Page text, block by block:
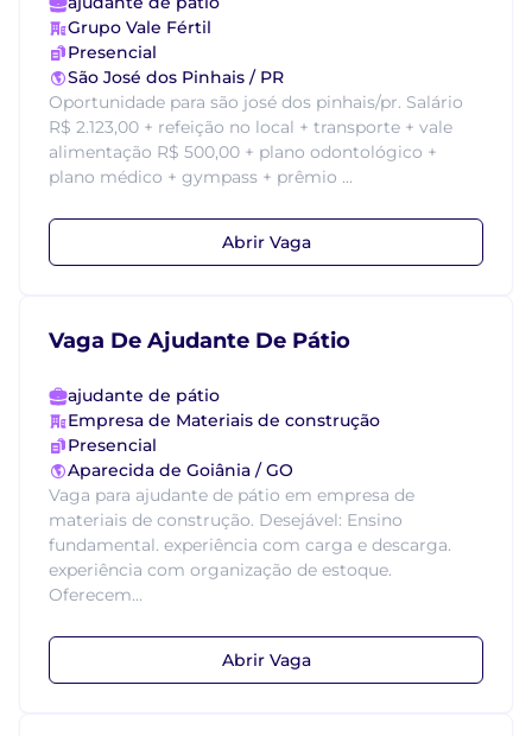
Grupo Vale Fértil
Presencial
São José dos Pinhais / PR
Oportunidade para são josé dos pinhais/pr. Salário
R$ 2.123,00 + refeição no local + transporte + vale
alimentação R$ 500,00 + plano odontológico +
plano médico + gympass + prêmio ...
Abrir Vaga
Vaga De Ajudante De Pátio
ajudante de pátio
Empresa de Materiais de construção
Presencial
Aparecida de Goiânia / GO
Vaga para ajudante de pátio em empresa de
materiais de construção. Desejável: Ensino
fundamental. experiência com carga e descarga.
experiência com organização de estoque.
Oferecem...
Abrir Vaga